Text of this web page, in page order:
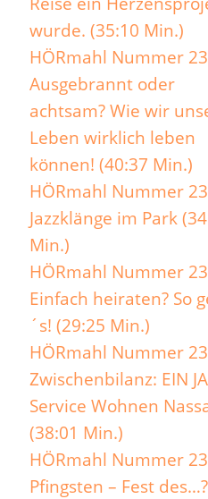
wurde. (35:10 Min.)
HÖRmahl Nummer
Ausgebrannt oder
achtsam? Wie wir
Leben wirklich leben
können! (40:37 Min.)
HÖRmahl Nummer
Jazzklänge im Park (34
Min.)
HÖRmahl Nummer
Einfach heiraten? So
´s! (29:25 Min.)
HÖRmahl Nummer
Zwischenbilanz: EIN
Service Wohnen
(38:01 Min.)
HÖRmahl Nummer
Pfingsten – Fest des…?